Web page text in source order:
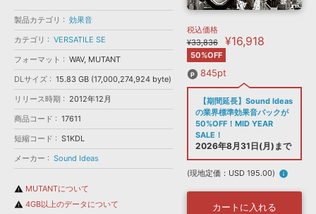
ソフトウェア／ツール »
DAW »
効果音 »
BGM »
特集 »
ニュースレター »
SONICWIREブログ »
製品サポート情報 »
DTMガイド »
FAQ »
お問い合わせ »
音楽カード
楽曲配信流通サービス
無償のサウンド管理ソフト
次世代型ボーカル・エディタ
ソフト音源 プラグイン・エフェクト
ソフトウェア／ツール 効果音
メーカー
ランキング
シングル効果音
製品カテゴリ
効果音
カテゴリ
VERSATILE SE
フォーマット
WAV, MUTANT
DLサイズ
15.83 GB (17,000,274,924 byte)
リリース時期
2012年12月
商品コード
17611
短縮コード
S1KDL
メーカー
Sound Ideas
warning MUTANTについて
warning 4GB以上のデータについて
税込価格
¥33,836
¥16,918
50%OFF
845pt
【期間延長】Sound Ideas
の業界標準効果音パックが
50%OFF！MID YEAR
SALE！
2026年8月31日(月)まで
(現地定価：USD 195.00) info
カートに入れる